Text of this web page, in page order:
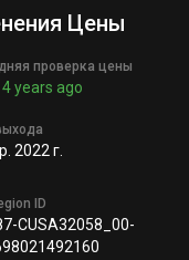
Цены
проверка цены
years ago
2022 г.
ID
CUSA32058_00-